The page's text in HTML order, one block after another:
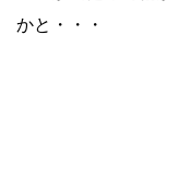
かと・・・